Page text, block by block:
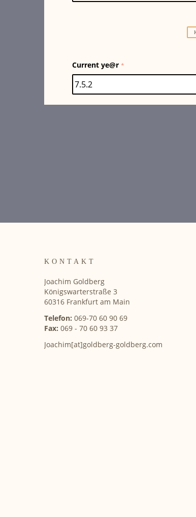
Current ye@r *
KONTAKT
Joachim Goldberg
Königswarterstraße 3
60316 Frankfurt am Main
Telefon: 069-70 60 90 69
Fax: 069 - 70 60 93 37
Joachim[at]goldberg-goldberg.com